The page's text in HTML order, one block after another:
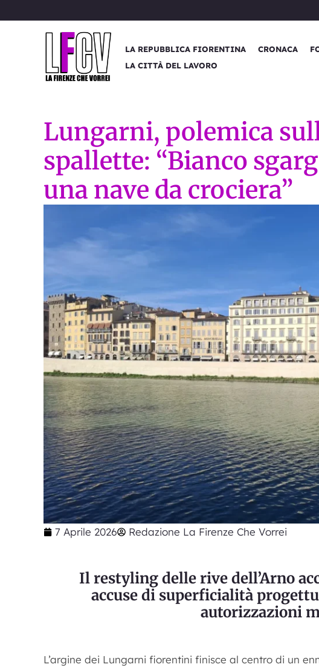
al
LA REPUBBLICA FIORENTINA CRONACA
LA CITTÀ DEL LAVORO
Lungarni, polemica
spallette: “Bianco
una nave da crociera”
7 Aprile 2026 Redazione La Firenze Che Vorrei
Il restyling delle rive dell’Arno
accuse di superficialità
autorizzazioni
L’argine dei Lungarni fiorentini finisce al centro di un